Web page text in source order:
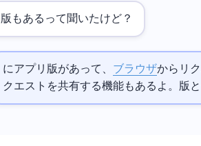
Web版もあるって聞いたけど？
httpie.ioにWebアプリ版があって、 ブラウザからリ
クエストを共有する機能もあるよ。CLI